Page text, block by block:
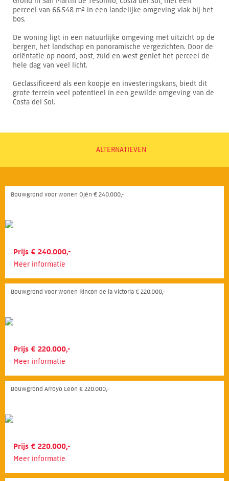
perceel van 66.548 m² in een landelijke omgeving vlak bij het
bos.
De woning ligt in een natuurlijke omgeving met uitzicht op de
bergen, het landschap en panoramische vergezichten. Door de
oriëntatie op noord, oost, zuid en west geniet het perceel de
hele dag van veel licht.
Geclassificeerd als een koopje en investeringskans, biedt dit
grote terrein veel potentieel in een gewilde omgeving van de
Costa del Sol.
ALTERNATIEVEN
Bouwgrond voor wonen Ojén € 240.000,-
Prijs € 240.000,-
Meer informatie
Bouwgrond voor wonen Rincón de la Victoria € 220.000,-
Prijs € 220.000,-
Meer informatie
Bouwgrond Arroyo León € 220.000,-
Prijs € 220.000,-
Meer informatie